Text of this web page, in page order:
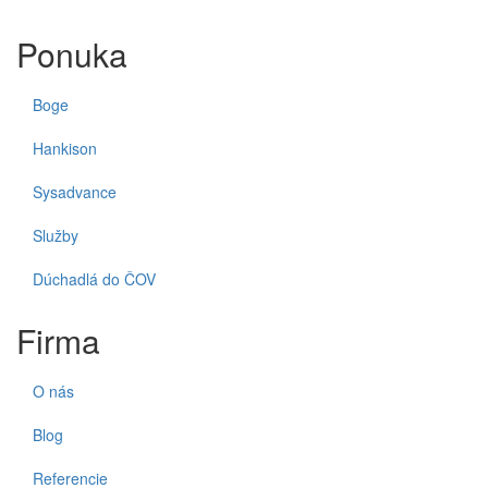
Ponuka
Boge
Hankison
Sysadvance
Služby
Dúchadlá do ČOV
Firma
O nás
Blog
Referencie